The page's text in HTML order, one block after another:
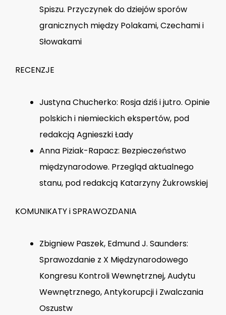
Spiszu. Przyczynek do dziejów sporów
granicznych między Polakami, Czechami i
Słowakami
RECENZJE
Justyna Chucherko: Rosja dziś i jutro. Opinie
polskich i niemieckich ekspertów, pod
redakcją Agnieszki Łady
Anna Piziak-Rapacz: Bezpieczeństwo
międzynarodowe. Przegląd aktualnego
stanu, pod redakcją Katarzyny Żukrowskiej
KOMUNIKATY i SPRAWOZDANIA
Zbigniew Paszek, Edmund J. Saunders:
Sprawozdanie z X Międzynarodowego
Kongresu Kontroli Wewnętrznej, Audytu
Wewnętrznego, Antykorupcji i Zwalczania
Oszustw